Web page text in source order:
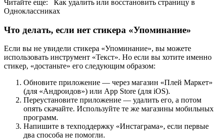
Читайте еще: Как удалить или восстановить страницу в
Одноклассниках
Что делать, если нет стикера «Упоминание»
Если вы не увидели стикера «Упоминание», вы можете
использовать инструмент «Текст». Но если вы хотите именно
стикер, «достаньте» его следующим образом:
Обновите приложение — через магазин «Плей Маркет»
(для «Андроидов») или App Store (для iOS).
Переустановите приложение — удалить его, а потом
опять скачайте. Используйте те же магазины мобильных
программ.
Напишите в техподдержку «Инстаграма», если первые
два способа не помогли.